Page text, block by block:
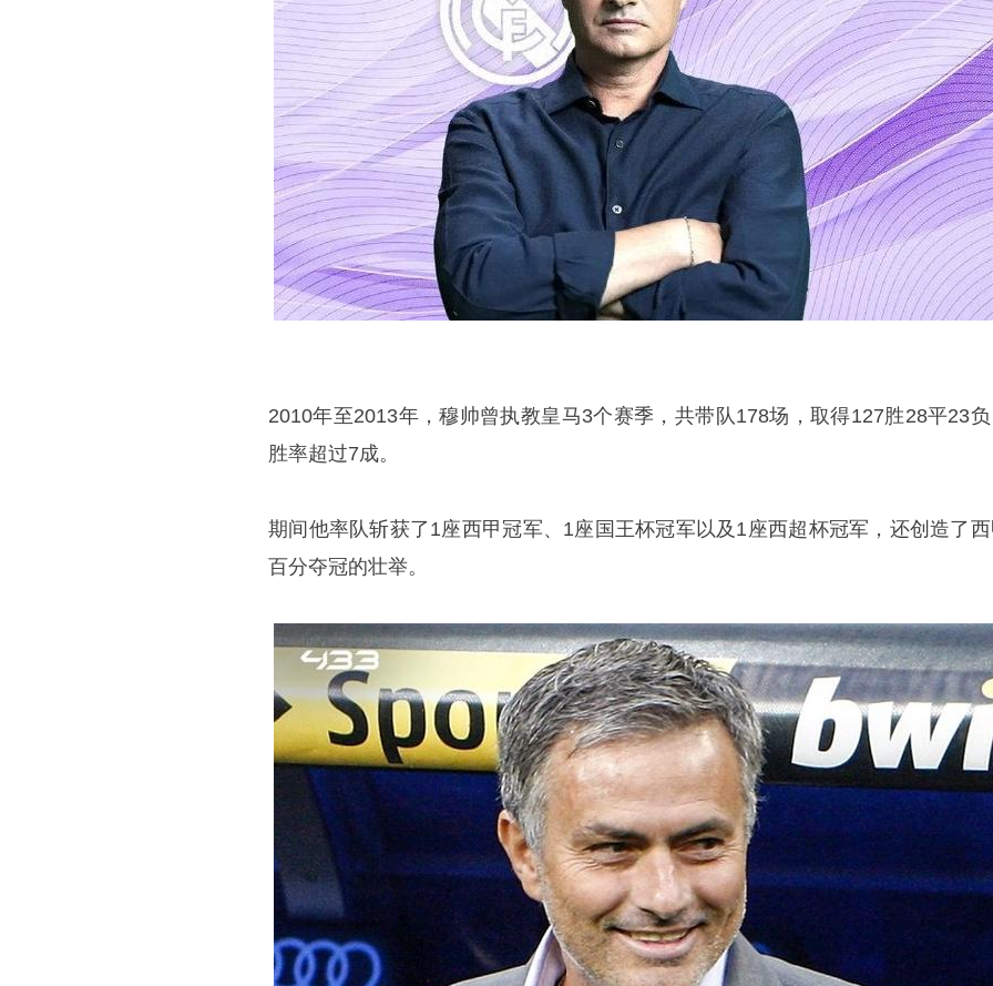
2010年至2013年，穆帅曾执教皇马3个赛季，共带队178场，取得127胜28平23
胜率超过7成。
期间他率队斩获了1座西甲冠军、1座国王杯冠军以及1座西超杯冠军，还创造了
百分夺冠的壮举。